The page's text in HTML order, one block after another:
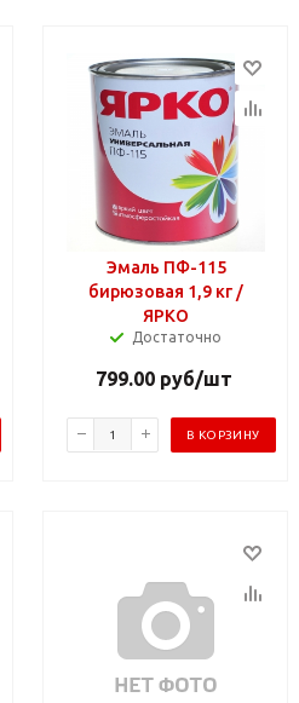
Эмаль ПФ-115
бирюзовая 1,9 кг /
ЯРКО
Достаточно
799.00руб/шт
В КОРЗИНУ